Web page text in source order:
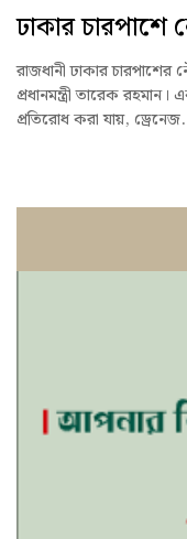
ঢাকার
রাজধানী ঢাকার
প্রধানমন্ত্রী তারেক
প্রতিরোধ করা যায়,